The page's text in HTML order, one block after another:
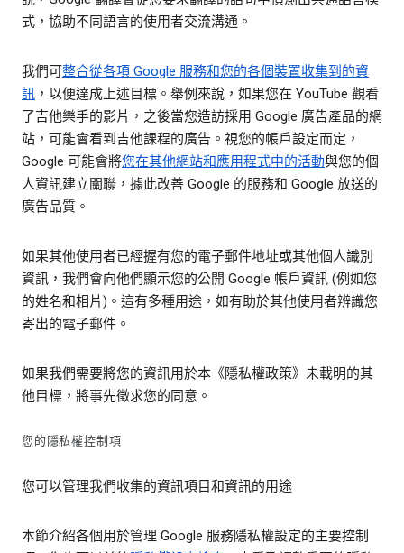
式，協助不同語言的使用者交流溝通。
我們可整合從各項 Google 服務和您的各個裝置收集到的資
訊 ，以便達成上述目標。舉例來說，如果您在 YouTube 觀看
了吉他樂手的影片，之後當您造訪採用 Google 廣告產品的網
站，可能會看到吉他課程的廣告。視您的帳戶設定而定，
Google 可能會將您在其他網站和應用程式中的活動與您的個
人資訊建立關聯，據此改善 Google 的服務和 Google 放送的
廣告品質。
如果其他使用者已經握有您的電子郵件地址或其他個人識別
資訊，我們會向他們顯示您的公開 Google 帳戶資訊 (例如您
的姓名和相片)。這有多種用途，如有助於其他使用者辨識您
寄出的電子郵件。
如果我們需要將您的資訊用於本《隱私權政策》未載明的其
他目標，將事先徵求您的同意。
您的隱私權控制項
您可以管理我們收集的資訊項目和資訊的用途
本節介紹各個用於管理 Google 服務隱私權設定的主要控制